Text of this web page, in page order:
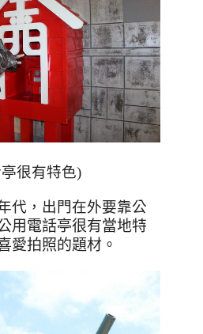
很有特色)
代，出門在外要靠公
用電話亭很有當地特
愛拍照的題材。